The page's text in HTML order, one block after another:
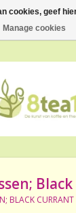
0
BLACK CURRANT
cookies, geef
Manage cookies